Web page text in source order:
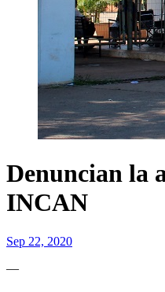
Denuncian la
INCAN
Sep 22, 2020
—